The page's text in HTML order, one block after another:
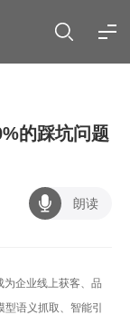
的踩坑问题
朗读
为企业线上获客、品
语义抓取、智能引